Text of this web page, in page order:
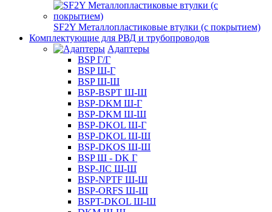
SF2Y Металлопластиковые втулки (с покрытием)
Комплектующие для РВД и трубопроводов
Адаптеры
BSP Г/Г
BSP Ш-Г
BSP Ш-Ш
BSP-BSPT Ш-Ш
BSP-DKM Ш-Г
BSP-DKM Ш-Ш
BSP-DKOL Ш-Г
BSP-DKOL Ш-Ш
BSP-DKOS Ш-Ш
BSP Ш - DK Г
BSP-JIC Ш-Ш
BSP-NPTF Ш-Ш
BSP-ORFS Ш-Ш
BSPT-DKOL Ш-Ш